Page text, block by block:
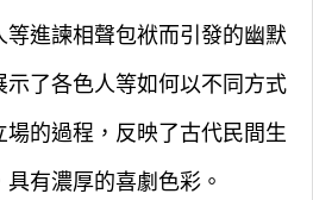
進諫相聲包袱而引發的幽默
了各色人等如何以不同方式
的過程，反映了古代民間生
有濃厚的喜劇色彩。